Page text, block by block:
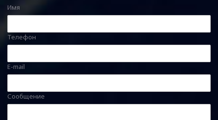
Имя
Телефон
E-mail
Сообщение